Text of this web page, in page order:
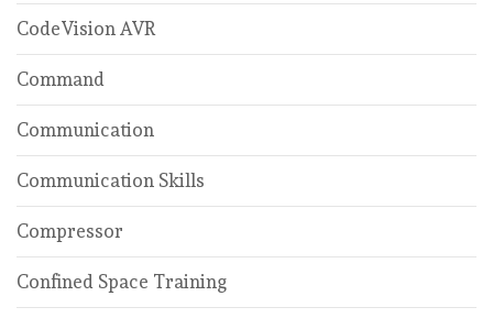
CodeVision AVR
Command
Communication
Communication Skills
Compressor
Confined Space Training